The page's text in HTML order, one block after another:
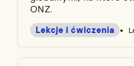
ONZ.
Lekcje i ćwiczenia